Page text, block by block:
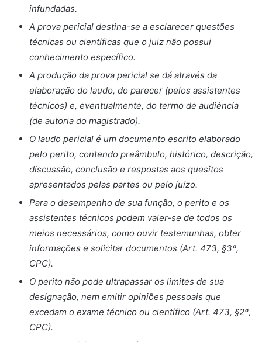
infundadas.
A prova pericial destina-se a esclarecer questões
técnicas ou científicas que o juiz não possui
conhecimento específico.
A produção da prova pericial se dá através da
elaboração do laudo, do parecer (pelos assistentes
técnicos) e, eventualmente, do termo de audiência
(de autoria do magistrado).
O laudo pericial é um documento escrito elaborado
pelo perito, contendo preâmbulo, histórico, descrição,
discussão, conclusão e respostas aos quesitos
apresentados pelas partes ou pelo juízo.
Para o desempenho de sua função, o perito e os
assistentes técnicos podem valer-se de todos os
meios necessários, como ouvir testemunhas, obter
informações e solicitar documentos (Art. 473, §3º,
CPC).
O perito não pode ultrapassar os limites de sua
designação, nem emitir opiniões pessoais que
excedam o exame técnico ou científico (Art. 473, §2º,
CPC).